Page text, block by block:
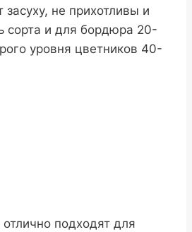
засуху, не прихотливы и
сорта и для бордюра 20-
уровня цветников 40-
подходят для